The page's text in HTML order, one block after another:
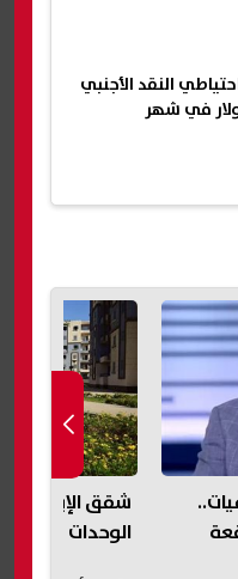
النقد الأجنبي
في شهر
الوحدات في